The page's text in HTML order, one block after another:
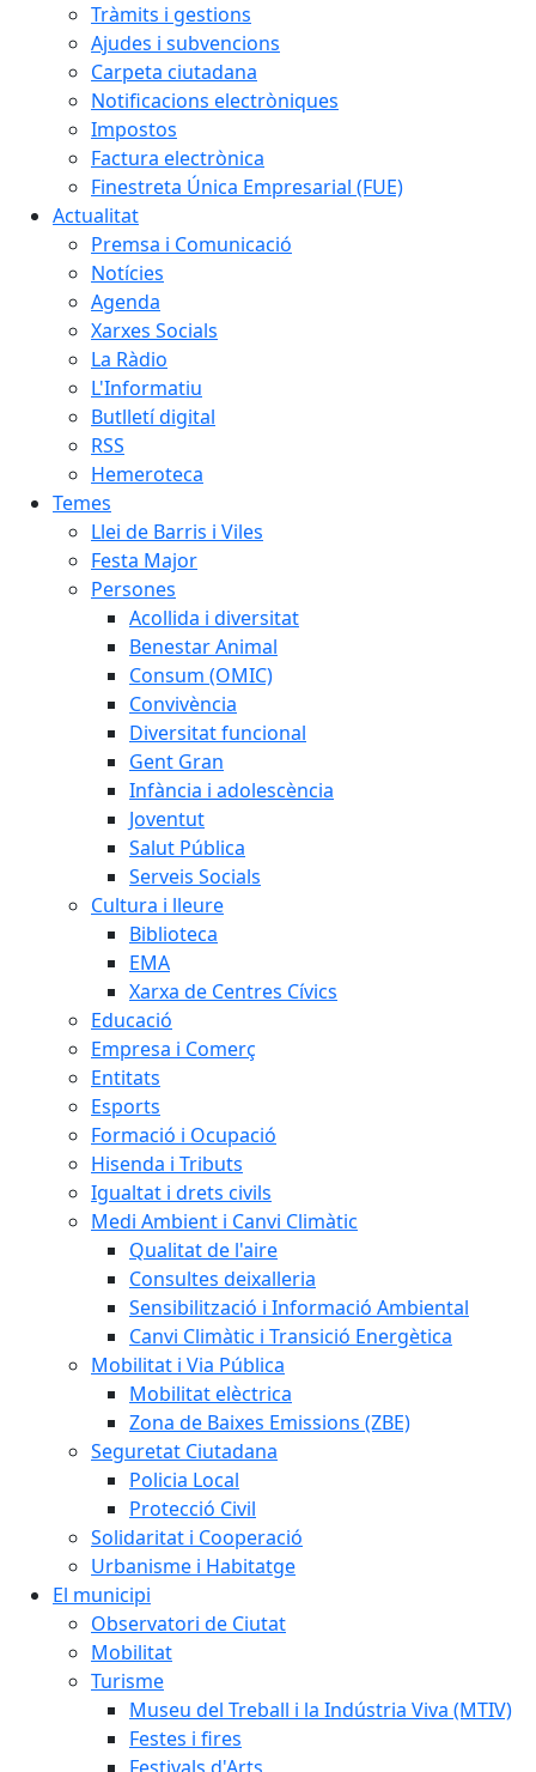
Tràmits i gestions
Ajudes i subvencions
Carpeta ciutadana
Notificacions electròniques
Impostos
Factura electrònica
Finestreta Única Empresarial (FUE)
Actualitat
Premsa i Comunicació
Notícies
Agenda
Xarxes Socials
La Ràdio
L'Informatiu
Butlletí digital
RSS
Hemeroteca
Temes
Llei de Barris i Viles
Festa Major
Persones
Acollida i diversitat
Benestar Animal
Consum (OMIC)
Convivència
Diversitat funcional
Gent Gran
Infància i adolescència
Joventut
Salut Pública
Serveis Socials
Cultura i lleure
Biblioteca
EMA
Xarxa de Centres Cívics
Educació
Empresa i Comerç
Entitats
Esports
Formació i Ocupació
Hisenda i Tributs
Igualtat i drets civils
Medi Ambient i Canvi Climàtic
Qualitat de l'aire
Consultes deixalleria
Sensibilització i Informació Ambiental
Canvi Climàtic i Transició Energètica
Mobilitat i Via Pública
Mobilitat elèctrica
Zona de Baixes Emissions (ZBE)
Seguretat Ciutadana
Policia Local
Protecció Civil
Solidaritat i Cooperació
Urbanisme i Habitatge
El municipi
Observatori de Ciutat
Mobilitat
Turisme
Museu del Treball i la Indústria Viva (MTIV)
Festes i fires